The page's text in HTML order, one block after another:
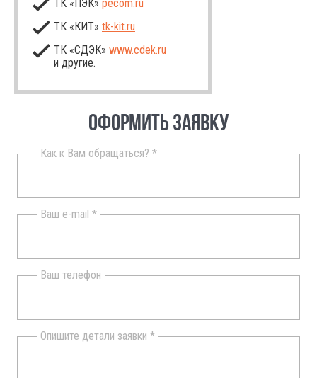
ТК «ПЭК» pecom.ru
ТК «КИТ» tk-kit.ru
ТК «СДЭК» www.cdek.ru
и другие.
ОФОРМИТЬ ЗАЯВКУ
Как к Вам обращаться? *
Ваш e-mail *
Ваш телефон
Опишите детали заявки *